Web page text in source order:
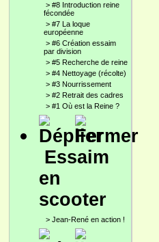
> #8 Introduction reine
fécondée
> #7 La loque
européenne
> #6 Création essaim
par division
> #5 Recherche de reine
> #4 Nettoyage (récolte)
> #3 Nourrissement
> #2 Retrait des cadres
> #1 Où est la Reine ?
Essaim
en
scooter
> Jean-René en action !